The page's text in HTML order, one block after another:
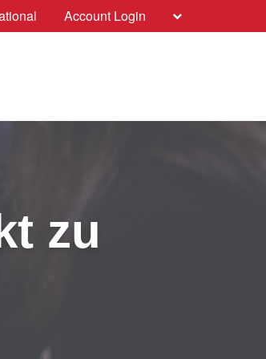
Account Login
zu